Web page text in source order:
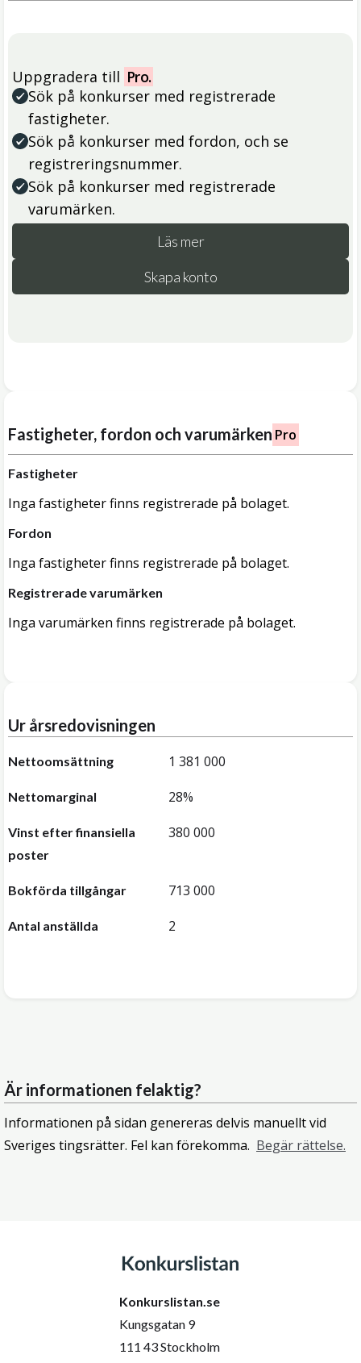
Uppgradera till Pro.
Sök på konkurser med registrerade
fastigheter.
Sök på konkurser med fordon, och se
registreringsnummer.
Sök på konkurser med registrerade
varumärken.
Läs mer
Skapa konto
Fastigheter, fordon och varumärken Pro
Fastigheter
Inga fastigheter finns registrerade på bolaget.
Fordon
Inga fastigheter finns registrerade på bolaget.
Registrerade varumärken
Inga varumärken finns registrerade på bolaget.
Ur årsredovisningen
Nettoomsättning 1 381 000
Nettomarginal 28%
Vinst efter finansiella
poster
380 000
Bokförda tillgångar 713 000
Antal anställda 2
Är informationen felaktig?
Informationen på sidan genereras delvis manuellt vid
Sveriges tingsrätter. Fel kan förekomma. Begär rättelse.
Konkurslistan.se
Kungsgatan 9
111 43 Stockholm